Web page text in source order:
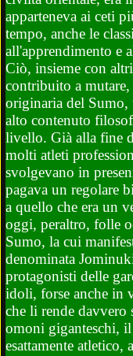
apparteneva ai ceti
tempo, anche le
all'apprendimento e
Ciò, insieme con
contribuito a mutare,
originaria del Sumo,
alto contenuto
livello. Già alla fine
molti atleti
svolgevano in
pagava un regolare
a quello che era un
oggi, peraltro, folle
Sumo, la cui
denominata
protagonisti delle
idoli, forse anche in
che li rende
omoni giganteschi,
esattamente atletico,